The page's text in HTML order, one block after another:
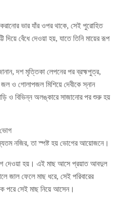
ভার যাঁর ওপর থাকে, সেই পুরোহিত
দিয়ে বেঁধে দেওয়া হয়, যাতে তিনি মায়ের রূপ
দশ মৃত্তিকা লেপনের পর ব্রহ্মপুত্র,
ও গোলাপজল মিশিয়ে দেবীকে স্নান
ও বিভিন্ন অলঙ্কারে সাজানোর পর শুরু হয়
অন্যতম নজির, তা স্পষ্ট হয় ভোগের আয়োজনে।
দেওয়া হয়। এই মাছ আসে প্রয়াত আবদুল
জাল ফেলে মাছ ধরে, সেই পরিবারের
সেই মাছ নিয়ে আসেন।